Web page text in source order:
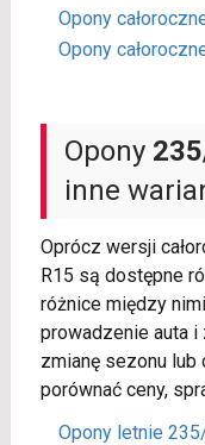
Opony
Opony
Opony
inne
Oprócz wersji
R15 są dostępne
różnice między
prowadzenie auta
zmianę sezonu
porównać ceny,
Opony letnie